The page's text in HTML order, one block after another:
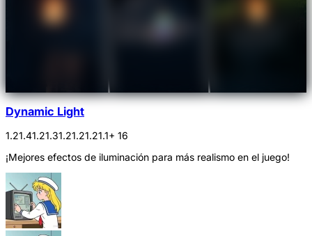
Dynamic Light
1.21.41.21.31.21.21.21.1+ 16
¡Mejores efectos de iluminación para más realismo en el juego!